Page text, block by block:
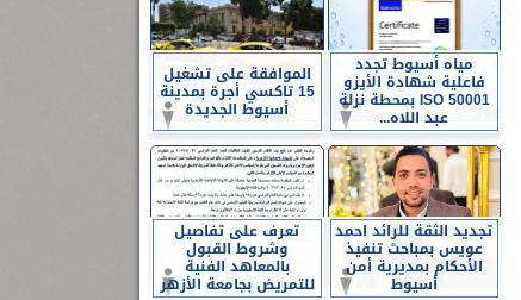
مياه أسيوط تجدد
فاعلية شهادة الأيزو
ISO 50001 بمحطة نزلة
عبد اللاه...
الموافقة على تشغيل
15 تاكسي أجرة بمدينة
أسيوط الجديدة
تجديد الثقة للرائد احمد
عويس بمباحث تنفيذ
الأحكام بمديرية أمن
أسيوط
تعرف على تفاصيل
وشروط القبول
بالمعاهد الفنية
للتمريض بجامعة الأزهر